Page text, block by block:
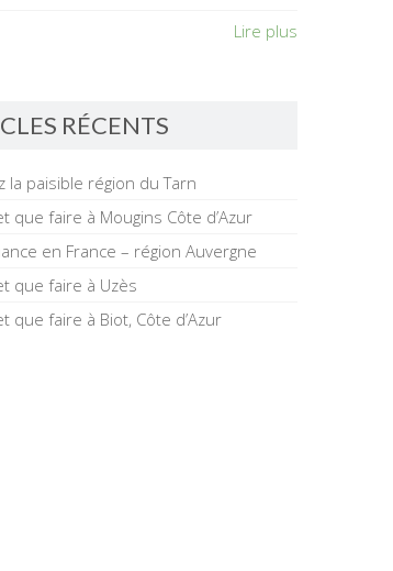
Lire plus
RÉCENTS
la paisible région du Tarn
que faire à Mougins Côte d’Azur
en France – région Auvergne
que faire à Uzès
que faire à Biot, Côte d’Azur